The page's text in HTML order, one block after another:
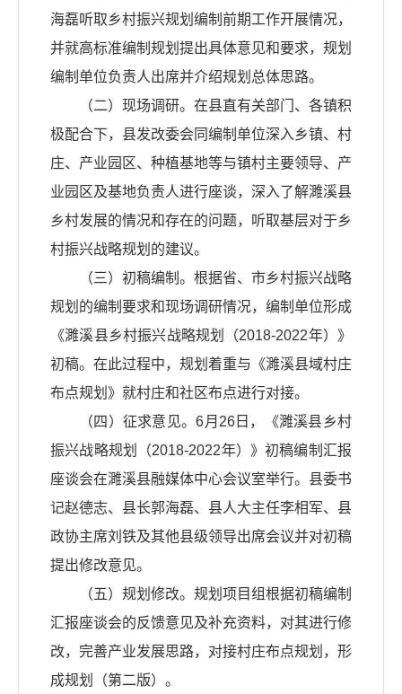
海磊听取乡村振兴规划编制前期工作开展情况，
并就高标准编制规划提出具体意见和要求，规划
编制单位负责人出席并介绍规划总体思路。
（二）现场调研。在县直有关部门、各镇积
极配合下，县发改委会同编制单位深入乡镇、村
庄、产业园区、种植基地等与镇村主要领导、产
业园区及基地负责人进行座谈，深入了解濉溪县
乡村发展的情况和存在的问题，听取基层对于乡
村振兴战略规划的建议。
（三）初稿编制。根据省、市乡村振兴战略
规划的编制要求和现场调研情况，编制单位形成
《濉溪县乡村振兴战略规划（2018-2022年）》
初稿。在此过程中，规划着重与《濉溪县域村庄
布点规划》就村庄和社区布点进行对接。
（四）征求意见。6月26日，《濉溪县乡村
振兴战略规划（2018-2022年）》初稿编制汇报
座谈会在濉溪县融媒体中心会议室举行。县委书
记赵德志、县长郭海磊、县人大主任李相军、县
政协主席刘铁及其他县级领导出席会议并对初稿
提出修改意见。
（五）规划修改。规划项目组根据初稿编制
汇报座谈会的反馈意见及补充资料，对其进行修
改，完善产业发展思路，对接村庄布点规划，形
成规划（第二版）。